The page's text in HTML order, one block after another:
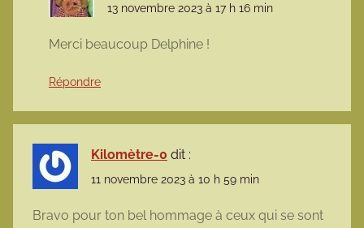
13 novembre 2023 à 17 h 16 min
Merci beaucoup Delphine !
Répondre
Kilomètre-0 dit :
11 novembre 2023 à 10 h 59 min
Bravo pour ton bel hommage à ceux qui se sont